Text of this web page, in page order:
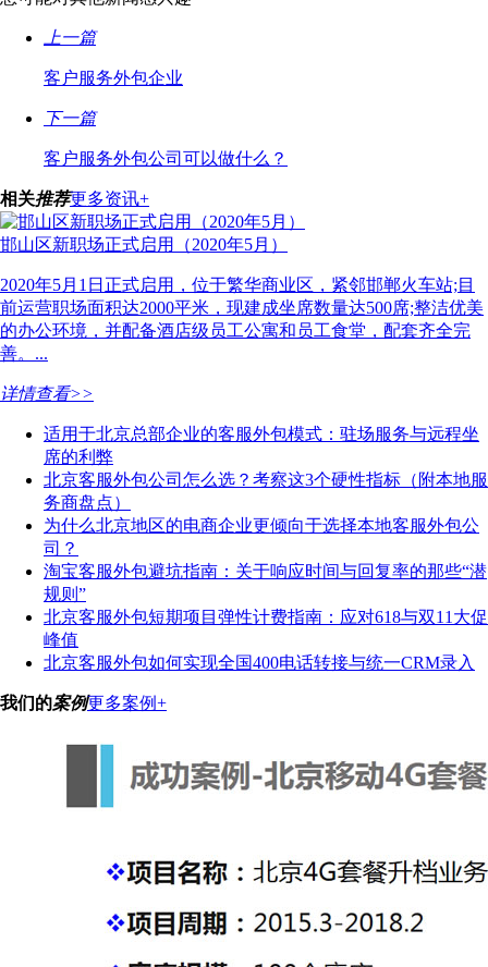
上一篇
客户服务外包企业
下一篇
客户服务外包公司可以做什么？
相关推荐更多资讯+
邯山区新职场正式启用（2020年5月）
2020年5月1日正式启用，位于繁华商业区，紧邻邯郸火车站;目
前运营职场面积达2000平米，现建成坐席数量达500席;整洁优美
的办公环境，并配备酒店级员工公寓和员工食堂，配套齐全完
善。...
详情查看>>
适用于北京总部企业的客服外包模式：驻场服务与远程坐
席的利弊
北京客服外包公司怎么选？考察这3个硬性指标（附本地服
务商盘点）
为什么北京地区的电商企业更倾向于选择本地客服外包公
司？
淘宝客服外包避坑指南：关于响应时间与回复率的那些“潜
规则”
北京客服外包短期项目弹性计费指南：应对618与双11大促
峰值
北京客服外包如何实现全国400电话转接与统一CRM录入
我们的案例更多案例+